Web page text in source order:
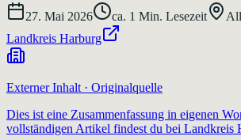
27. Mai 2026 ca. 1 Min. Lesezeit
Landkreis Harburg
Externer Inhalt · Originalquelle
Dies ist eine Zusammenfassung in eigenen
vollständigen Artikel findest du bei Landkreis